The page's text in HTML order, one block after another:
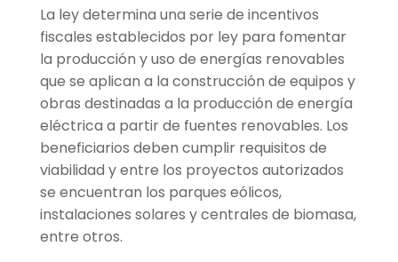
La ley determina una serie de incentivos
fiscales establecidos por ley para fomentar
la producción y uso de energías renovables
que se aplican a la construcción de equipos y
obras destinadas a la producción de energía
eléctrica a partir de fuentes renovables. Los
beneficiarios deben cumplir requisitos de
viabilidad y entre los proyectos autorizados
se encuentran los parques eólicos,
instalaciones solares y centrales de biomasa,
entre otros.